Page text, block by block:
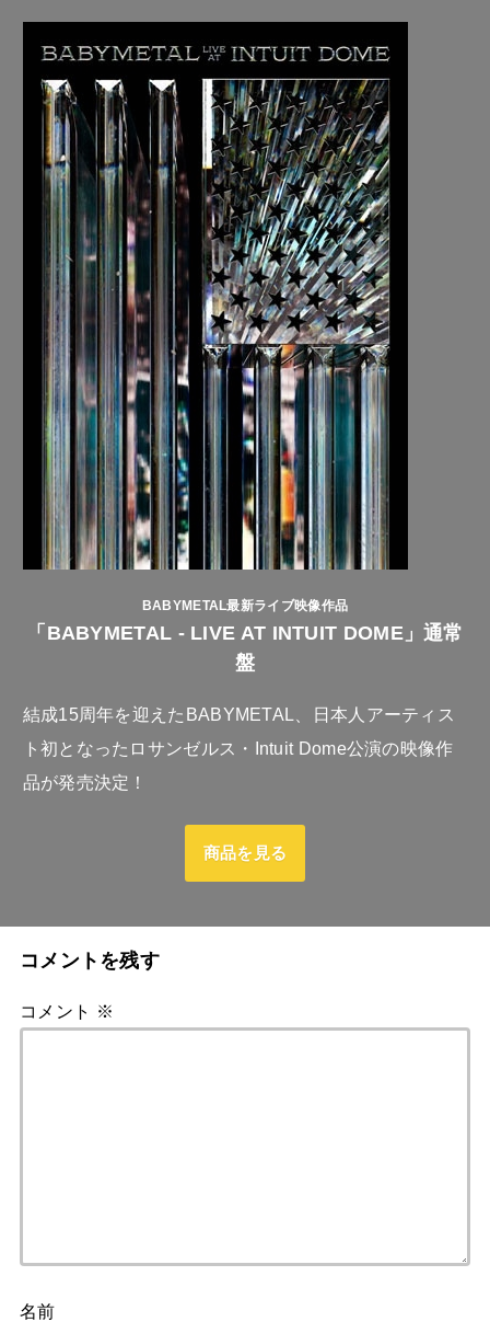
BABYMETAL最新ライブ映像作品
「BABYMETAL - LIVE AT INTUIT DOME」通常
盤
結成15周年を迎えたBABYMETAL、日本人アーティス
ト初となったロサンゼルス・Intuit Dome公演の映像作
品が発売決定！
商品を見る
コメントを残す
コメント ※
名前